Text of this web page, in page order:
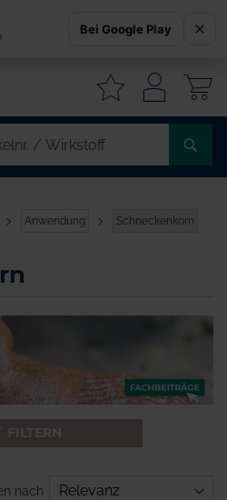
Anwendung Schneckenkorn
nach
Bei Google Play